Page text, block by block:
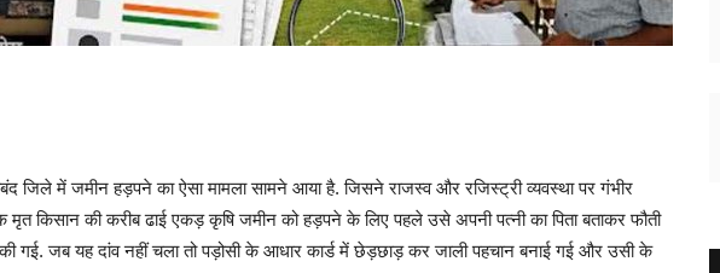
जिले में जमीन हड़पने का ऐसा मामला सामने आया है. जिसने राजस्व और रजिस्ट्री व्यवस्था पर गंभीर
किसान की करीब ढाई एकड़ कृषि जमीन को हड़पने के लिए पहले उसे अपनी पत्नी का पिता बताकर फौती
की गई. जब यह दांव नहीं चला तो पड़ोसी के आधार कार्ड में छेड़छाड़ कर जाली पहचान बनाई गई और उसी के